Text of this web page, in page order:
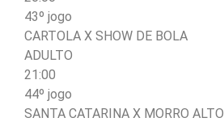
43º jogo
CARTOLA X SHOW DE BOLA
ADULTO
21:00
44º jogo
SANTA CATARINA X MORRO ALTO